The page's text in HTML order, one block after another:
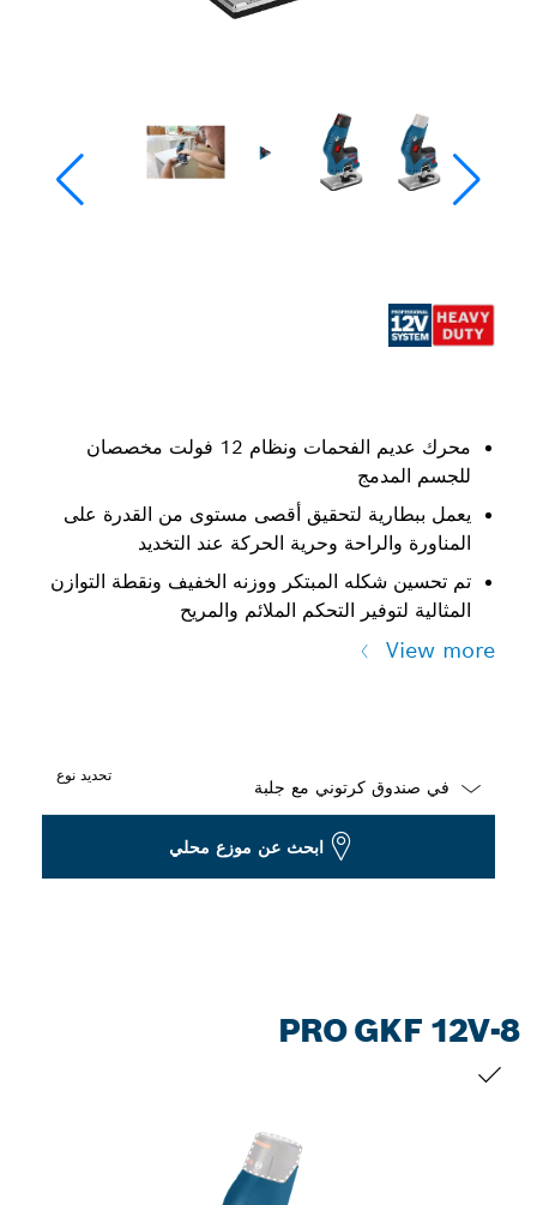
محرك عديم الفحمات ونظام 12 فولت مخصصان
للجسم المدمج
يعمل ببطارية لتحقيق أقصى مستوى من القدرة على
المناورة والراحة وحرية الحركة عند التخديد
تم تحسين شكله المبتكر ووزنه الخفيف ونقطة التوازن
المثالية لتوفير التحكم الملائم والمريح
View more
تحديد نوع
ابحث عن موزع محلي
PRO GKF 12V-8